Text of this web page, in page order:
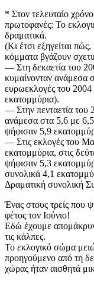
* Στον τελευταίο
πρωτοφανές: Το
δραματικά.
(Κι έτσι εξηγείται
κόμματα βγάζουν
— Στη δεκαετία του
κυμαίνονταν ανάμεσα
ευρωεκλογές του
εκατομμύρια).
— Στην πενταετία του
ανάμεσα στα 5,6 με
ψήφισαν 5,9
— Στις εκλογές του
εκατομμύρια, στις
ψήφισαν 5,3
συνολικά 4,1
Δραματική συνολική
Ένας στους τρείς που
φέτος τον Ιούνιο!
Εδώ έχουμε
τις κάλπες.
Το εκλογικό σώμα
προηγούμενο από τη
χώρας ήταν αισθητά